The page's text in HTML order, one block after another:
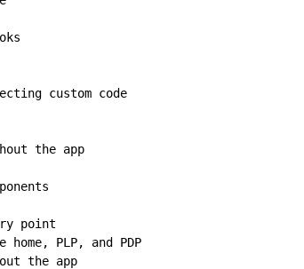
custom code
the app
point
home, PLP, and PDP
the app